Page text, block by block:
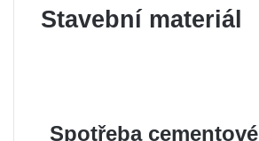
Stavební materiál
Spotřeba cementové